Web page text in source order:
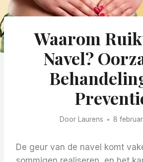
Waarom
Navel?
Door Laurens 8
De geur van de navel komt